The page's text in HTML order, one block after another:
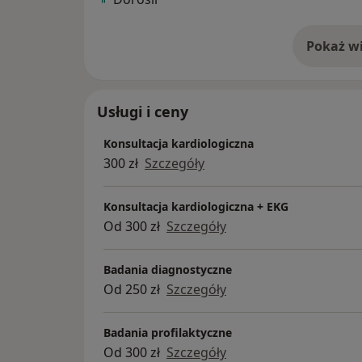
Pokaż o
Usługi i ceny
Konsultacja kardiologiczna
300 zł Szczegóły
Konsultacja kardiologiczna + EKG
Od 300 zł Szczegóły
Badania diagnostyczne
Od 250 zł Szczegóły
Badania profilaktyczne
Od 300 zł Szczegóły